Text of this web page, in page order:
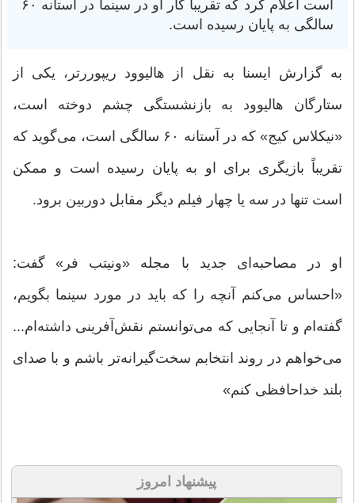
است اعلام کرد که تقریبا کار او در سینما در آستانه ۶۰
سالگی به پایان رسیده است.
به گزارش ایسنا به نقل از هالیوود ریپوررتر، یکی از
ستارگان هالیوود به بازنشستگی چشم دوخته است،
«نیکلاس کیج» که در آستانه ۶۰ سالگی است، می‌گوید که
تقریباً بازیگری برای او به پایان رسیده است و ممکن
است تنها در سه یا چهار فیلم دیگر مقابل دوربین برود.
او در مصاحبه‌ای جدید با مجله «ونیتب فر» گفت:
«احساس می‌کنم آنچه را که باید در مورد سینما بگویم،
گفته‌ام و تا آنجایی که می‌توانستم نقش‌آفرینی داشته‌ام...
می‌خواهم در روند انتخابم سخت‌گیرانه‌تر باشم و با صدای
بلند خداحافظی کنم»
پیشنهاد امروز